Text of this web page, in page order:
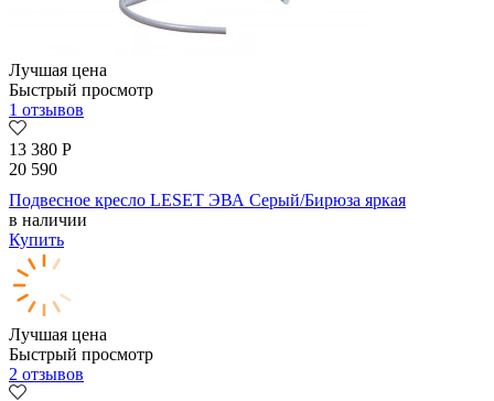
Лучшая цена
Быстрый просмотр
1 отзывов
13 380 Р
20 590
Подвесное кресло LESET ЭВА Серый/Бирюза яркая
в наличии
Купить
Лучшая цена
Быстрый просмотр
2 отзывов